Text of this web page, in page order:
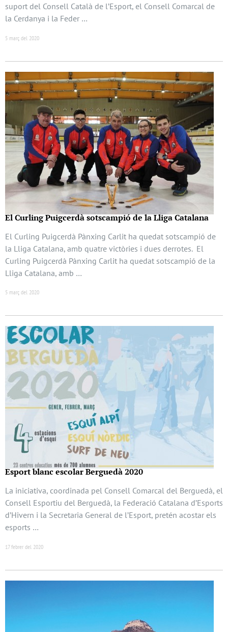
suport del Consell Català de l’Esport, el Consell Comarcal de
la Cerdanya i la Feder …
5 març del 2020
El Curling Puigcerdà sotscampió de la Lliga Catalana
El Curling Puigcerdà Pànxing Carlit ha quedat sotscampió de
la Lliga Catalana, amb quatre victòries i dues derrotes. El
Curling Puigcerdà Pànxing Carlit ha quedat sotscampió de la
Lliga Catalana, amb …
5 març del 2020
Esport blanc escolar Berguedà 2020
La iniciativa, coordinada pel Consell Comarcal del Berguedà, el
Consell Esportiu del Berguedà, la Federació Catalana d’Esports
d’Hivern i la Secretaria General de l’Esport, pretén acostar els
esports …
17 febrer del 2020